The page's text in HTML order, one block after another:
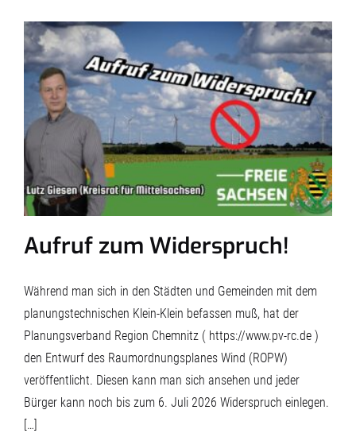
Aufruf zum Widerspruch!
Während man sich in den Städten und Gemeinden mit dem
planungstechnischen Klein-Klein befassen muß, hat der
Planungsverband Region Chemnitz ( https://www.pv-rc.de )
den Entwurf des Raumordnungsplanes Wind (ROPW)
veröffentlicht. Diesen kann man sich ansehen und jeder
Bürger kann noch bis zum 6. Juli 2026 Widerspruch einlegen.
[…]